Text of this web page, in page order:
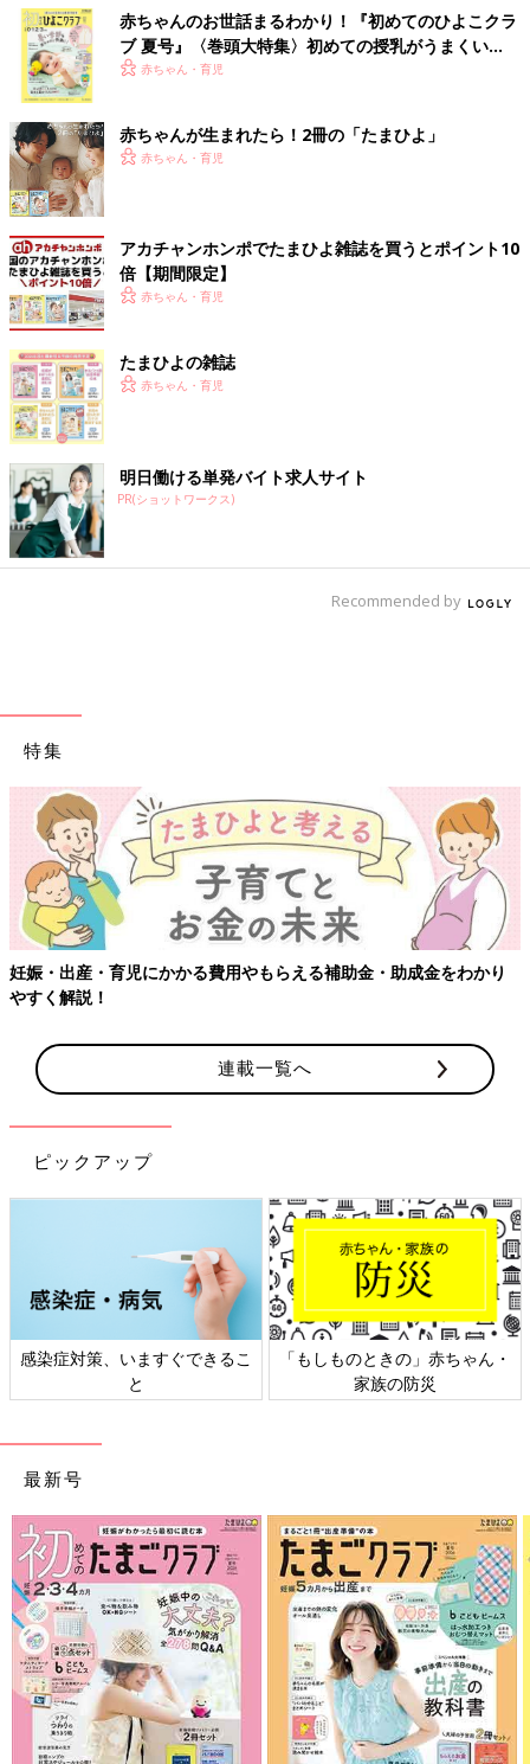
赤ちゃんのお世話まるわかり！『初めてのひよこクラ
ブ 夏号』〈巻頭大特集〉初めての授乳がうまくい
く！ おっぱい・ミルクの基本と夏のトラブル 解決テ
赤ちゃん・育児
赤ちゃんが生まれたら！2冊の「たまひよ」
赤ちゃん・育児
アカチャンホンポでたまひよ雑誌を買うとポイント10
倍【期間限定】
赤ちゃん・育児
たまひよの雑誌
赤ちゃん・育児
明日働ける単発バイト求人サイト
PR(ショットワークス)
Recommended by
特集
妊娠・出産・育児にかかる費用やもらえる補助金・助成金をわかり
やすく解説！
連載一覧へ
ピックアップ
感染症対策、いますぐできるこ
と
「もしものときの」赤ちゃん・
家族の防災
最新号